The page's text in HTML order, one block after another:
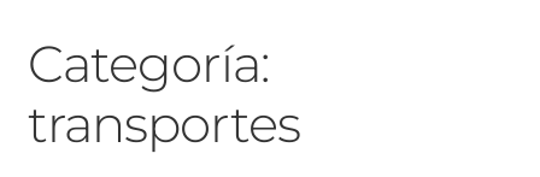
Categoría:
transportes